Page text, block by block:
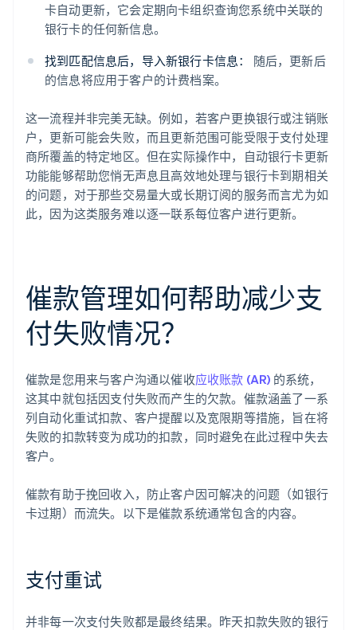
卡自动更新，它会定期向卡组织查询您系统中关联的
银行卡的任何新信息。
找到匹配信息后，导入新银行卡信息：
随后，更新后
的信息将应用于客户的计费档案。
这一流程并非完美无缺。例如，若客户更换银行或注销账
户，更新可能会失败，而且更新范围可能受限于支付处理
商所覆盖的特定地区。但在实际操作中，自动银行卡更新
功能能够帮助您悄无声息且高效地处理与银行卡到期相关
的问题，对于那些交易量大或长期订阅的服务而言尤为如
此，因为这类服务难以逐一联系每位客户进行更新。
催款管理如何帮助减少支
付失败情况？
催款是您用来与客户沟通以催收应收账款 (AR) 的系统，
这其中就包括因支付失败而产生的欠款。催款涵盖了一系
列自动化重试扣款、客户提醒以及宽限期等措施，旨在将
失败的扣款转变为成功的扣款，同时避免在此过程中失去
客户。
催款有助于挽回收入，防止客户因可解决的问题（如银行
卡过期）而流失。以下是催款系统通常包含的内容。
支付重试
并非每一次支付失败都是最终结果。昨天扣款失败的银行